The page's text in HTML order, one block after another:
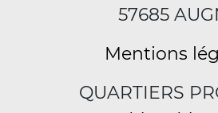
57685
Mentions
QUARTIERS